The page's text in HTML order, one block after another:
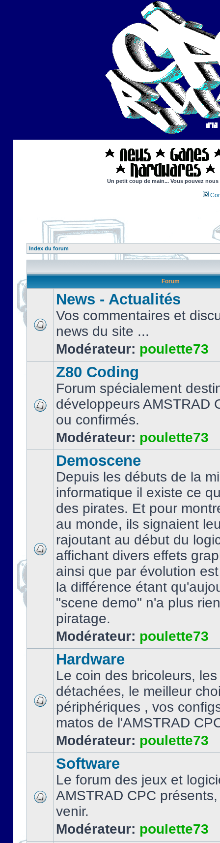
Un petit coup de main... Vous pouvez
Index du forum
Forum
News - Actualités
Vos commentaires et
news du site ...
Modérateur: poulette73
Z80 Coding
Forum spécialement
développeurs AMSTRAD
ou confirmés.
Modérateur: poulette73
Demoscene
Depuis les débuts de la
informatique il existe ce
des pirates. Et pour
au monde, ils signaient
rajoutant au début du
affichant divers effets
ainsi que par évolution
la différence étant
"scene demo" n'a plus
piratage.
Modérateur: poulette73
Hardware
Le coin des bricoleurs,
détachées, le meilleur
périphériques , vos
matos de l'AMSTRAD
Modérateur: poulette73
Software
Le forum des jeux et
AMSTRAD CPC
venir.
Modérateur: poulette73